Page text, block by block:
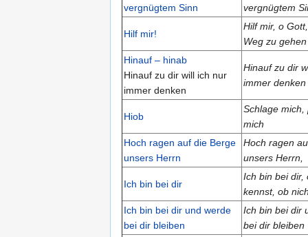
vergnügtem Sinn
vergnügtem
Hilf mir!
Hilf mir, o
Weg zu gehen
Hinauf – hinab
Hinauf zu dir will ich nur
immer denken
Hinauf zu dir
immer denken
Hiob
Schlage mich,
mich
Hoch ragen auf die Berge
unsers Herrn
Hoch ragen
unsers Herrn,
Ich bin bei dir
Ich bin bei dir,
kennst, ob
Ich bin bei dir und werde
bei dir bleiben
Ich bin bei dir
bei dir bleiben